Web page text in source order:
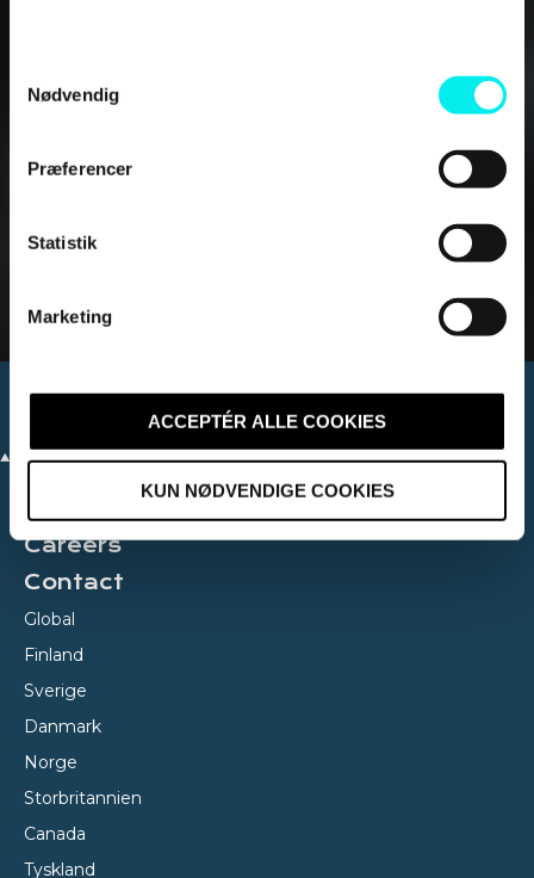
Nødvendig
Præferencer
Statistik
Marketing
ACCEPTÉR ALLE COOKIES
KUN NØDVENDIGE COOKIES
account, download our pricing guide to find the
Careers
Contact
Global
Finland
Sverige
Danmark
Norge
Storbritannien
Canada
Tyskland